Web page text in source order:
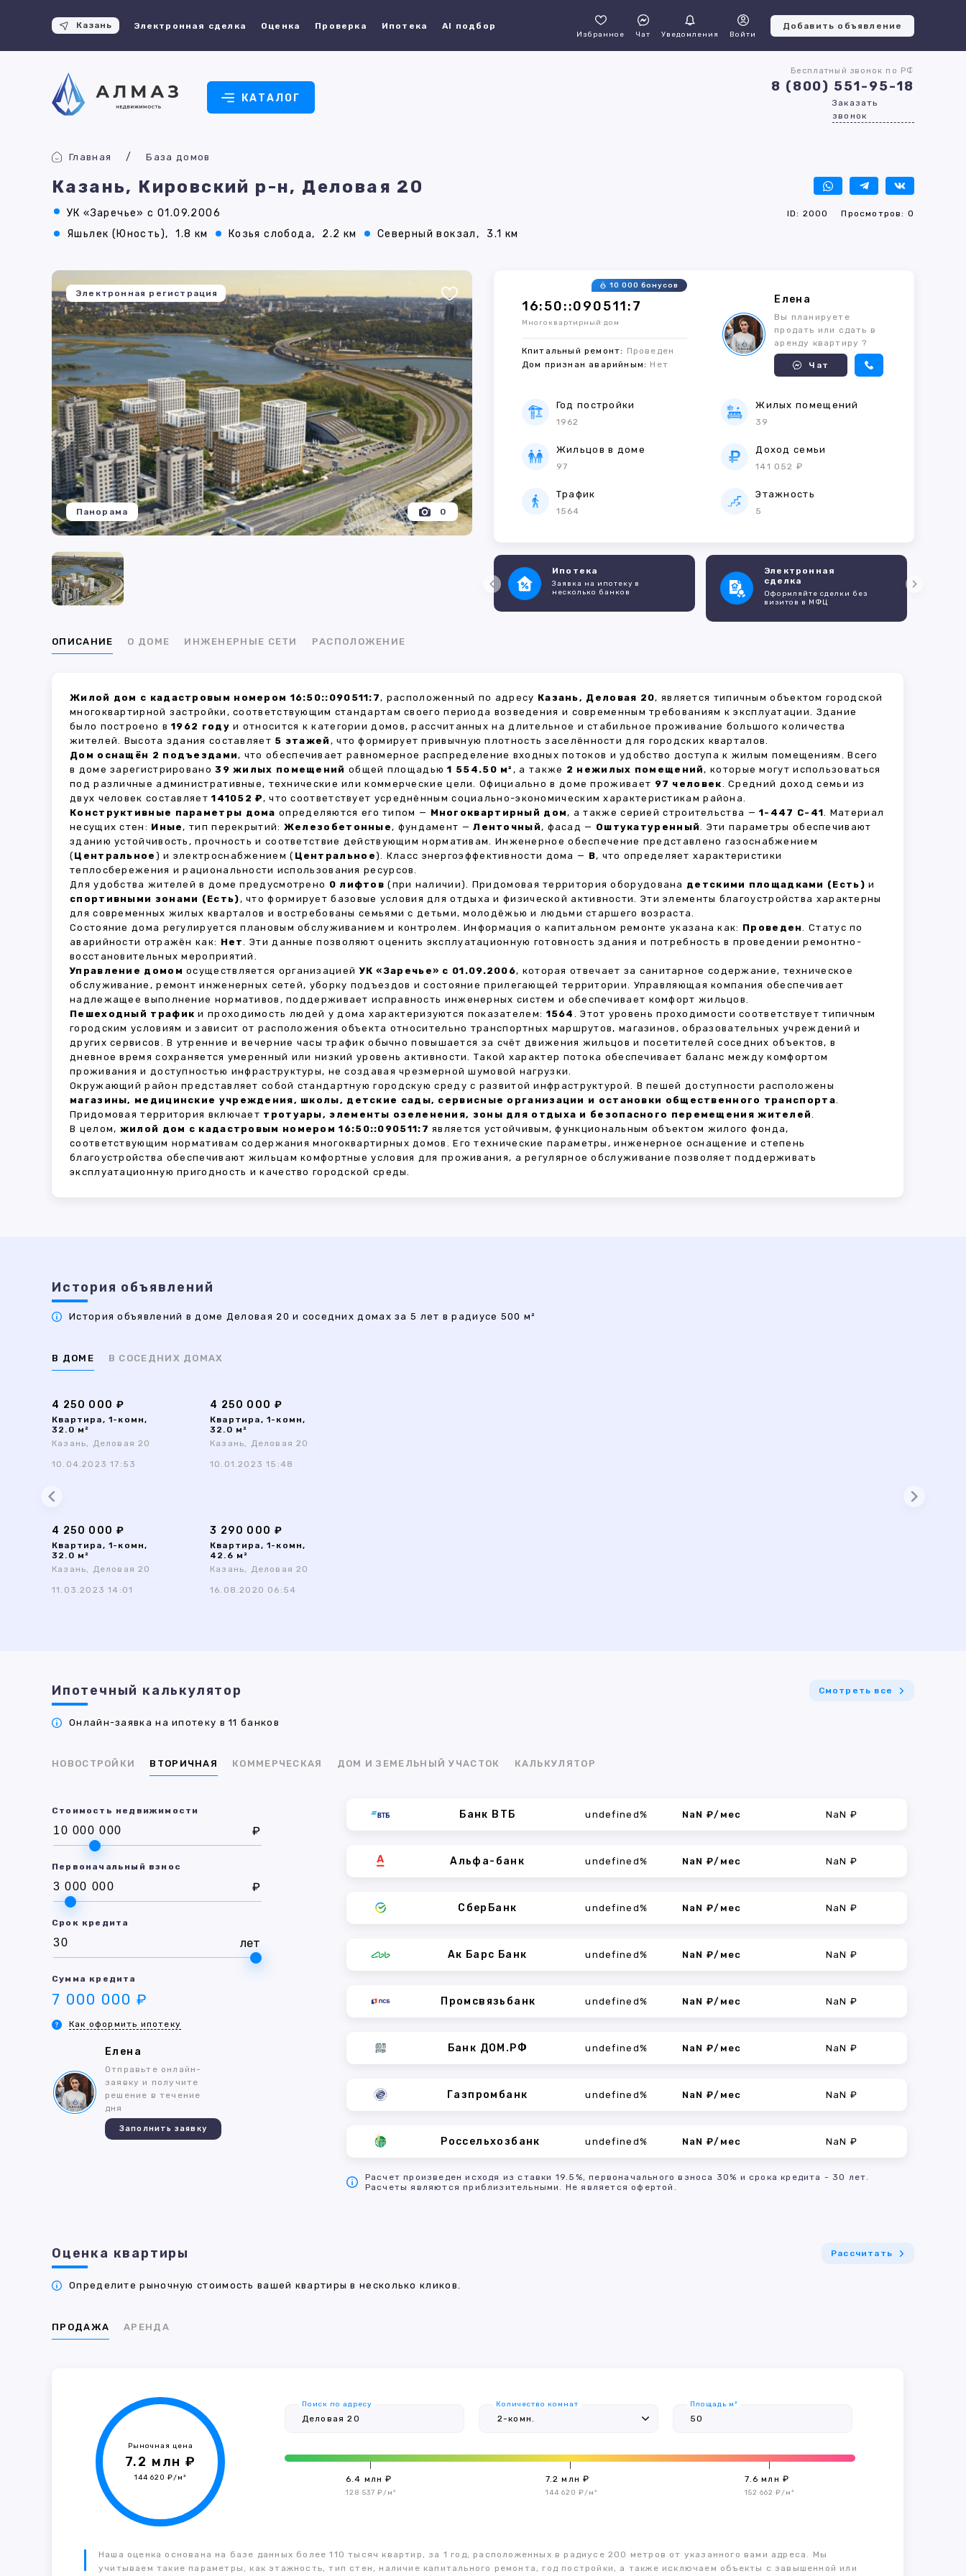
Казань Электронная сделка Оценка Проверка Ипотека AI подбор
Избранное Чат Уведомления Войти
Добавить объявление
КАТАЛОГ
Бесплатный звонок по РФ
8 (800) 551-95-18
Заказать
звонок
Главная База домов
Казань, Кировский р-н, Деловая 20
УК «Заречье» с 01.09.2006 ID: 2000 Просмотров: 0
Яшьлек (Юность), 1.8 км Козья слобода, 2.2 км Северный вокзал, 3.1 км
Электронная регистрация
0
Панорама
16:50::090511:7
10 000 бонусов
Многоквартирный дом
Кпитальный ремонт: Проведен
Дом признан аварийным: Нет
Елена
Вы планируете
продать или сдать в
аренду квартиру ?
Чат
Год постройки
1962
Жилых помещений
39
Жильцов в доме
97
Доход семьи
141 052 ₽
Трафик
1564
Этажность
5
Ипотека
Заявка на ипотеку в
несколько банков
Электронная
сделка
Оформляйте сделки без
визитов в МФЦ
ОПИСАНИЕ О ДОМЕ ИНЖЕНЕРНЫЕ СЕТИ РАСПОЛОЖЕНИЕ
Жилой дом с кадастровым номером 16:50::090511:7, расположенный по адресу Казань, Деловая 20, является типичным объектом городской
многоквартирной застройки, соответствующим стандартам своего периода возведения и современным требованиям к эксплуатации. Здание
было построено в1962 году и относится к категории домов, рассчитанных на длительное и стабильное проживание большого количества
жителей. Высота здания составляет 5 этажей , что формирует привычную плотность заселённости для городских кварталов.
Дом оснащён 2 подъездами, что обеспечивает равномерное распределение входных потоков и удобство доступа к жилым помещениям. Всего
в доме зарегистрировано39 жилых помещений общей площадью1 554.50 м² , а также 2 нежилых помещений, которые могут использоваться
под различные административные, технические или коммерческие цели. Официально в доме проживает 97 человек. Средний доход семьи из
двух человек составляет141052 ₽, что соответствует усреднённым социально-экономическим характеристикам района.
Конструктивные параметры дома определяются его типом — Многоквартирный дом, а также серией строительства —1-447 С-41. Материал
несущих стен: Иные, тип перекрытий: Железобетонные, фундамент —Ленточный, фасад — Оштукатуренный. Эти параметры обеспечивают
зданию устойчивость, прочность и соответствие действующим нормативам. Инженерное обеспечение представлено газоснабжением
(Центральное ) и электроснабжением ( Центральное). Класс энергоэффективности дома — B, что определяет характеристики
теплосбережения и рациональности использования ресурсов.
Для удобства жителей в доме предусмотрено 0 лифтов (при наличии). Придомовая территория оборудована детскими площадками (Есть) и
спортивными зонами (Есть), что формирует базовые условия для отдыха и физической активности. Эти элементы благоустройства характерны
для современных жилых кварталов и востребованы семьями с детьми, молодёжью и людьми старшего возраста.
Состояние дома регулируется плановым обслуживанием и контролем. Информация о капитальном ремонте указана как: Проведен. Статус по
аварийности отражён как: Нет. Эти данные позволяют оценить эксплуатационную готовность здания и потребность в проведении ремонтно-
восстановительных мероприятий.
Управление домом осуществляется организациейУК «Заречье» с 01.09.2006, которая отвечает за санитарное содержание, техническое
обслуживание, ремонт инженерных сетей, уборку подъездов и состояние прилегающей территории. Управляющая компания обеспечивает
надлежащее выполнение нормативов, поддерживает исправность инженерных систем и обеспечивает комфорт жильцов.
Пешеходный трафик и проходимость людей у дома характеризуются показателем: 1564 . Этот уровень проходимости соответствует типичным
городским условиям и зависит от расположения объекта относительно транспортных маршрутов, магазинов, образовательных учреждений и
других сервисов. В утренние и вечерние часы трафик обычно повышается за счёт движения жильцов и посетителей соседних объектов, в
дневное время сохраняется умеренный или низкий уровень активности. Такой характер потока обеспечивает баланс между комфортом
проживания и доступностью инфраструктуры, не создавая чрезмерной шумовой нагрузки.
Окружающий район представляет собой стандартную городскую среду с развитой инфраструктурой. В пешей доступности расположены
магазины, медицинские учреждения, школы, детские сады, сервисные организации и остановки общественного транспорта.
Придомовая территория включает тротуары, элементы озеленения, зоны для отдыха и безопасного перемещения жителей.
В целом, жилой дом с кадастровым номером 16:50::090511:7 является устойчивым, функциональным объектом жилого фонда,
соответствующим нормативам содержания многоквартирных домов. Его технические параметры, инженерное оснащение и степень
благоустройства обеспечивают жильцам комфортные условия для проживания, а регулярное обслуживание позволяет поддерживать
эксплуатационную пригодность и качество городской среды.
История объявлений
История объявлений в доме Деловая 20 и соседних домах за 5 лет в радиусе 500 м²
В ДОМЕ В СОСЕДНИХ ДОМАХ
4 250 000 ₽
Квартира, 1-комн,
32.0 м²
Казань, Деловая 20
10.04.2023 17:53
4 250 000 ₽
Квартира, 1-комн,
32.0 м²
Казань, Деловая 20
10.01.2023 15:48
4 250 000 ₽
Квартира, 1-комн,
32.0 м²
Казань, Деловая 20
11.03.2023 14:01
3 290 000 ₽
Квартира, 1-комн,
42.6 м²
Казань, Деловая 20
16.08.2020 06:54
Ипотечный калькулятор Смотреть все
Онлайн-заявка на ипотеку в 11 банков
НОВОСТРОЙКИ ВТОРИЧНАЯ КОММЕРЧЕСКАЯ ДОМ И ЗЕМЕЛЬНЫЙ УЧАСТОК КАЛЬКУЛЯТОР
Стоимость недвижимости
₽
Первоначальный взнос
₽
Срок кредита
лет
Сумма кредита
7 000 000 ₽
Как оформить ипотеку
Елена
Отправьте онлайн-
заявку и получите
решение в течение
дня
Заполнить заявку
Банк ВТБ undefined% NaN ₽/мес NaN ₽
Альфа-банк undefined% NaN ₽/мес NaN ₽
СберБанк undefined% NaN ₽/мес NaN ₽
Ак Барс Банк undefined% NaN ₽/мес NaN ₽
Промсвязьбанк undefined% NaN ₽/мес NaN ₽
Банк ДОМ.РФ undefined% NaN ₽/мес NaN ₽
Газпромбанк undefined% NaN ₽/мес NaN ₽
Россельхозбанк undefined% NaN ₽/мес NaN ₽
Расчет произведен исходя из ставки 19.5%, первоначального взноса 30% и срока кредита - 30 лет.
Расчеты являются приблизительными. Не является офертой.
Оценка квартиры Рассчитать
Определите рыночную стоимость вашей квартиры в несколько кликов.
ПРОДАЖА АРЕНДА
Рыночная цена
7.2 млн ₽
144 620 ₽/м²
Поиск по адресу Количество комнат Площадь м²
6.4 млн ₽
128 537 ₽/м²
7.2 млн ₽
144 620 ₽/м²
7.6 млн ₽
152 662 ₽/м²
Наша оценка основана на базе данных более 110 тысяч квартир, за 1 год, расположенных в радиусе 200 метров от указанного вами адреса. Мы
учитываем такие параметры, как этажность, тип стен, наличие капитального ремонта, год постройки, а также исключаем объекты с завышенной или